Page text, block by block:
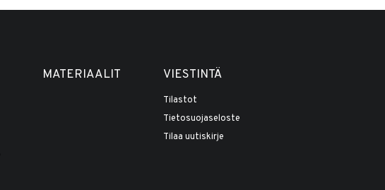
MATERIAALIT VIESTINTÄ
Tilastot
Tietosuojaseloste
Tilaa uutiskirje